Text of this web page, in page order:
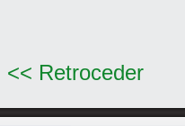
<< Retroceder